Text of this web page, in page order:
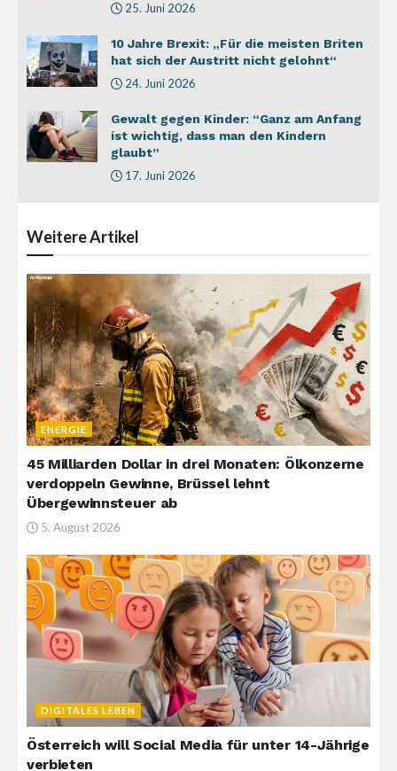
25. Juni 2026
10 Jahre Brexit: „Für die meisten Briten
hat sich der Austritt nicht gelohnt“
24. Juni 2026
Gewalt gegen Kinder: “Ganz am Anfang
ist wichtig, dass man den Kindern
glaubt”
17. Juni 2026
WeitereArtikel
ENERGIE
45 Milliarden Dollar in drei Monaten: Ölkonzerne
verdoppeln Gewinne, Brüssel lehnt
Übergewinnsteuer ab
5. August 2026
DIGITALES LEBEN
Österreich will Social Media für unter 14-Jährige
verbieten